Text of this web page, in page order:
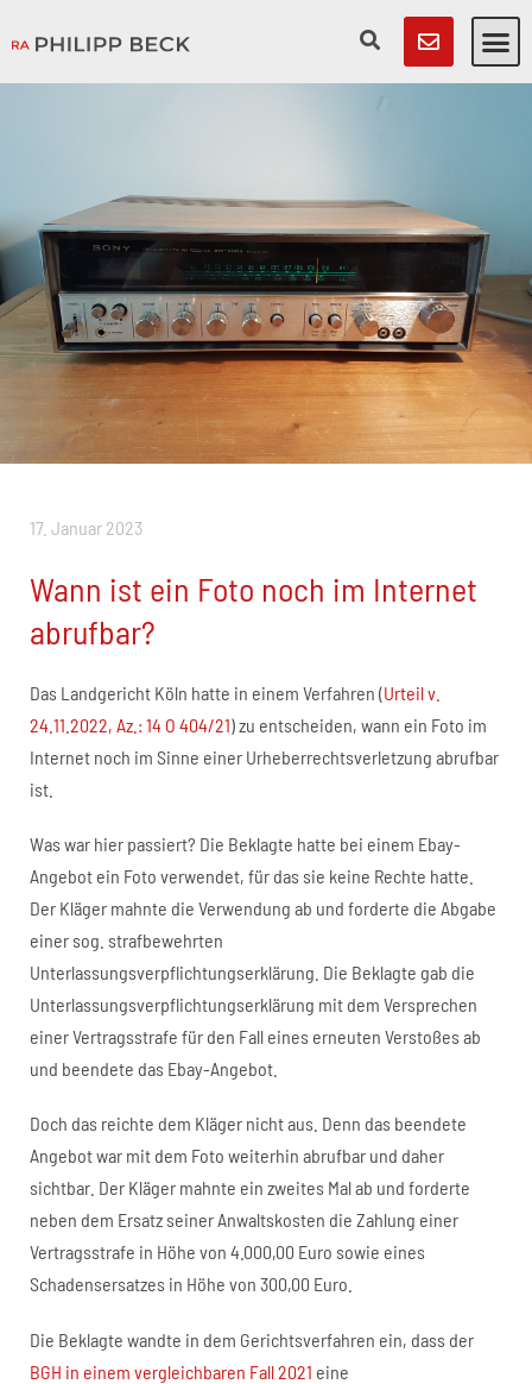
17. Januar 2023
Wann ist ein Foto noch im Internet
abrufbar?
Das Landgericht Köln hatte in einem Verfahren (Urteil v.
24.11.2022, Az.: 14 O 404/21) zu entscheiden, wann ein Foto im
Internet noch im Sinne einer Urheberrechtsverletzung abrufbar
ist.
Was war hier passiert? Die Beklagte hatte bei einem Ebay-
Angebot ein Foto verwendet, für das sie keine Rechte hatte.
Der Kläger mahnte die Verwendung ab und forderte die Abgabe
einer sog. strafbewehrten
Unterlassungsverpflichtungserklärung. Die Beklagte gab die
Unterlassungsverpflichtungserklärung mit dem Versprechen
einer Vertragsstrafe für den Fall eines erneuten Verstoßes ab
und beendete das Ebay-Angebot.
Doch das reichte dem Kläger nicht aus. Denn das beendete
Angebot war mit dem Foto weiterhin abrufbar und daher
sichtbar. Der Kläger mahnte ein zweites Mal ab und forderte
neben dem Ersatz seiner Anwaltskosten die Zahlung einer
Vertragsstrafe in Höhe von 4.000,00 Euro sowie eines
Schadensersatzes in Höhe von 300,00 Euro.
Die Beklagte wandte in dem Gerichtsverfahren ein, dass der
BGH in einem vergleichbaren Fall 2021 eine